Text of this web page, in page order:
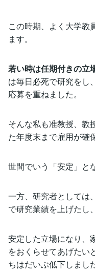
この時期、よく大学教
ます。
若い時は任期付きの立
は毎日必死で研究をし
応募を重ねました。
そんな私も准教授、教
た年度末まで雇用が確
世間でいう「安定」と
一方、研究者としては
で研究業績を上げたし
安定した立場になり、
をおくらせてあげたい
ちはだいぶ低下しました